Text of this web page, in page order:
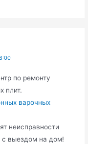
по ремонту
плит.
варочных
неисправности
с выездом на дом!